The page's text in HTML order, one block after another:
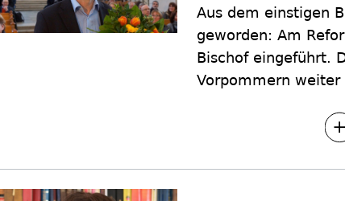
Aus dem einstigen
geworden: Am
Bischof eingeführt.
Vorpommern weiter